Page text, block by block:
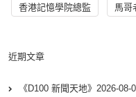
香港記憶學院總監 馬哥
近期文章
《D100 新聞天地》2026-